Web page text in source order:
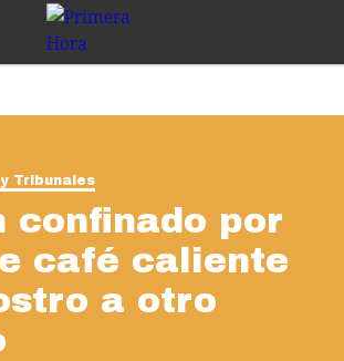
Tribunales
confinado por
café caliente
a otro